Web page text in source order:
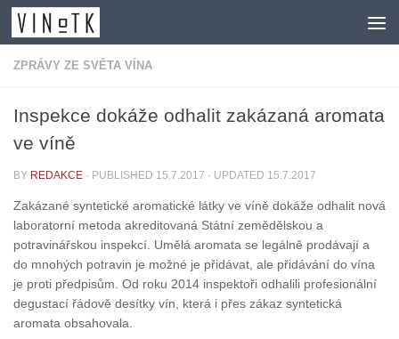
Skip to content
ZPRÁVY ZE SVĚTA VÍNA
Inspekce dokáže odhalit zakázaná aromata
ve víně
BY REDAKCE · PUBLISHED 15.7.2017 · UPDATED 15.7.2017
Zakázané syntetické aromatické látky ve víně dokáže odhalit nová
laboratorní metoda akreditovaná Státní zemědělskou a
potravinářskou inspekcí. Umělá aromata se legálně prodávají a
do mnohých potravin je možné je přidávat, ale přidávání do vína
je proti předpisům. Od roku 2014 inspektoři odhalili profesionální
degustací řádově desítky vín, která i přes zákaz syntetická
aromata obsahovala.